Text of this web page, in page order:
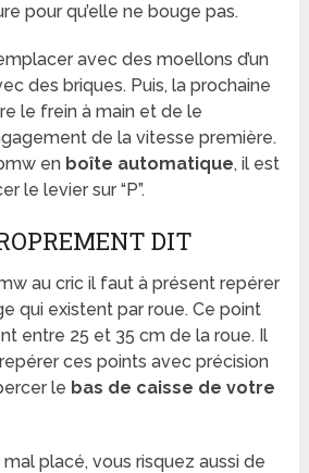
pour qu’elle ne bouge pas.
avec des moellons d’un
des briques. Puis, la prochaine
le frein à main et de le
de la vitesse première.
en boîte automatique, il est
le levier sur “P”.
DIT
au cric il faut à présent repérer
qui existent par roue. Ce point
entre 25 et 35 cm de la roue. Il
ces points avec précision
le bas de caisse de votre
placé, vous risquez aussi de